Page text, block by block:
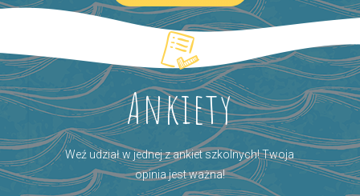
Ankiety
Weź udział w jednej z ankiet szkolnych! Twoja
opinia jest ważna!